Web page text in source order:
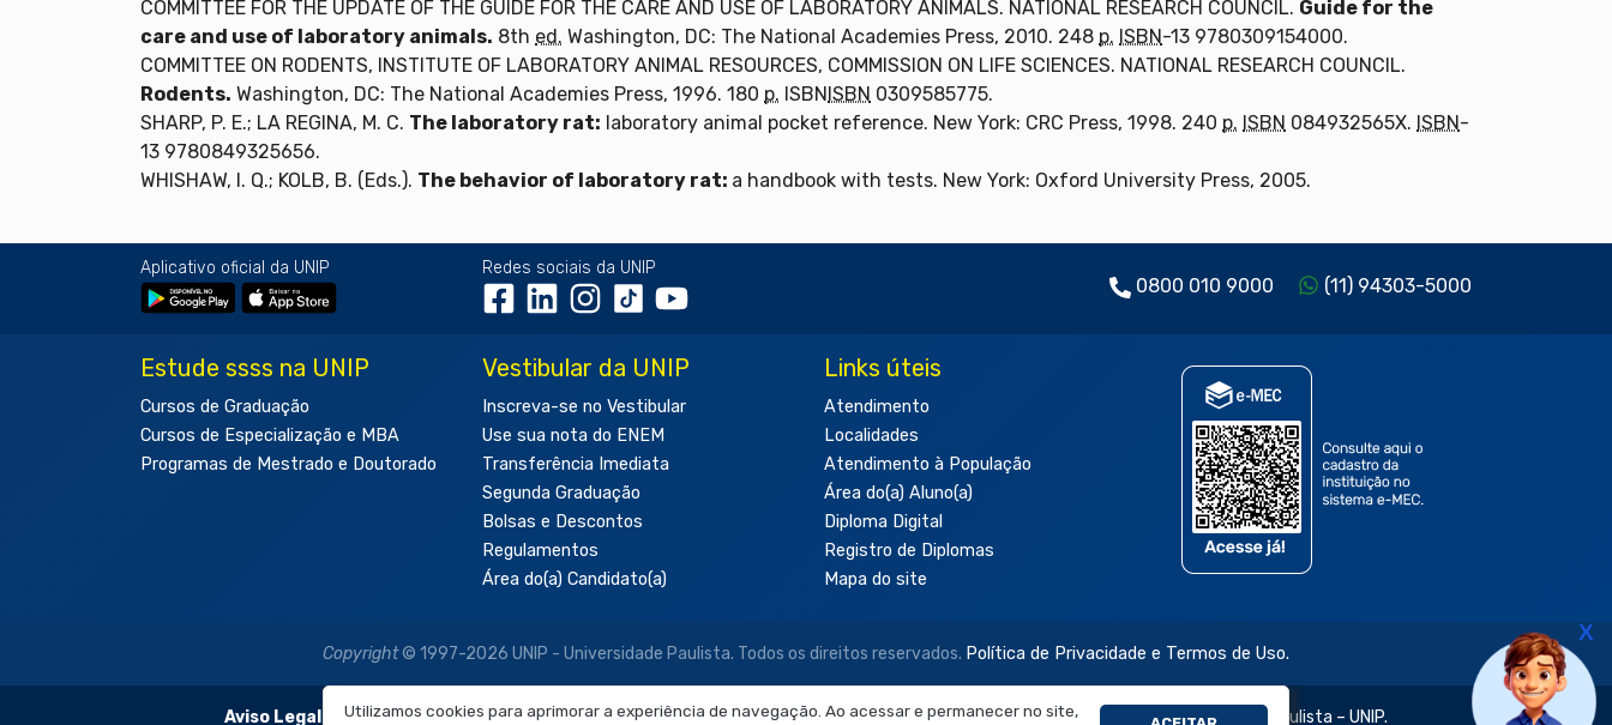
Utilizamos cookies para aprimorar a experiência de navegação. Ao acessar e permanecer no site,
COMMITTEE FOR THE UPDATE OF THE GUIDE FOR THE CARE AND USE OF LABORATORY ANIMALS. NATIONAL RESEARCH COUNCIL. Guide for the
care and use of laboratory animals. 8th ed. Washington, DC: The National Academies Press, 2010. 248 p. ISBN-13 9780309154000.
COMMITTEE ON RODENTS, INSTITUTE OF LABORATORY ANIMAL RESOURCES, COMMISSION ON LIFE SCIENCES. NATIONAL RESEARCH COUNCIL.
Rodents. Washington, DC: The National Academies Press, 1996. 180 p. ISBNISBN 0309585775.
SHARP, P. E.; LA REGINA, M. C. The laboratory rat: laboratory animal pocket reference. New York: CRC Press, 1998. 240 p. ISBN 084932565X. ISBN-
13 9780849325656.
WHISHAW, I. Q.; KOLB, B. (Eds.). The behavior of laboratory rat: a handbook with tests. New York: Oxford University Press, 2005.
Aplicativo oficial da UNIP Redes sociais da UNIP
0800 010 9000 (11) 94303-5000
Estude ssss na UNIP
Cursos de Graduação
Cursos de Especialização e MBA
Programas de Mestrado e Doutorado
Vestibular da UNIP
Inscreva-se no Vestibular
Use sua nota do ENEM
Transferência Imediata
Segunda Graduação
Bolsas e Descontos
Regulamentos
Área do(a) Candidato(a)
Links úteis
Atendimento
Localidades
Atendimento à População
Área do(a) Aluno(a)
Diploma Digital
Registro de Diplomas
Mapa do site
Copyright© 1997-2026 UNIP - Universidade Paulista. Todos os direitos reservados. Política de Privacidade e Termos de Uso.
Aviso Legal: As imagens disponibilizadas neste site são de uso exclusivo institucional do Sistema de Ensino Objetivo e da Universidade Paulista – UNIP.
X